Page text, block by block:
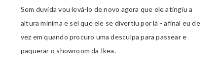
Sem duvida vou levá-lo de novo agora que ele atingiu a
altura mínima e sei que ele se divertiu por lá - afinal eu de
vez em quando procuro uma desculpa para passear e
paquerar o showroom da Ikea.